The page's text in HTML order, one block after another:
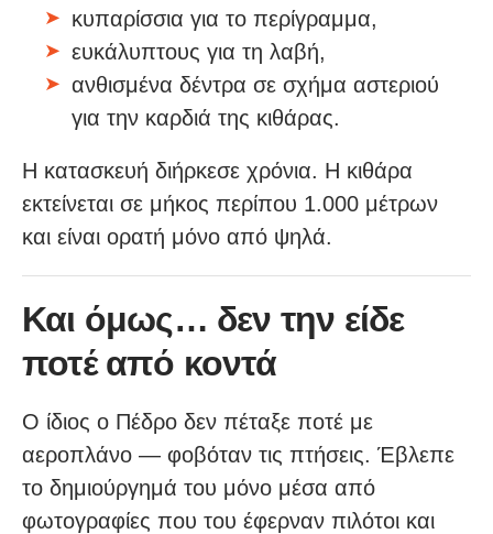
κυπαρίσσια για το περίγραμμα,
ευκάλυπτους για τη λαβή,
ανθισμένα δέντρα σε σχήμα αστεριού
για την καρδιά της κιθάρας.
Η κατασκευή διήρκεσε χρόνια. Η κιθάρα
εκτείνεται σε μήκος περίπου 1.000 μέτρων
και είναι ορατή μόνο από ψηλά.
Και όμως… δεν την είδε
ποτέ από κοντά
Ο ίδιος ο Πέδρο δεν πέταξε ποτέ με
αεροπλάνο — φοβόταν τις πτήσεις. Έβλεπε
το δημιούργημά του μόνο μέσα από
φωτογραφίες που του έφερναν πιλότοι και